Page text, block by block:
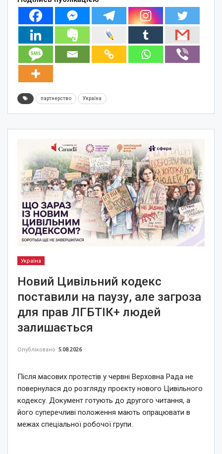
партнерство Україна
Україна
Новий Цивільний кодекс
поставили на паузу, але загроза
для прав ЛГБТІК+ людей
залишається
Опубліковано 5.08.2026
Після масових протестів у червні Верховна Рада не
повернулася до розгляду проєкту нового Цивільного
кодексу. Документ готують до другого читання, а
його суперечливі положення мають опрацювати в
межах спеціальної робочої групи.